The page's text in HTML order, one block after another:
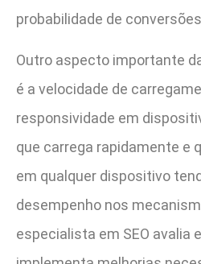
probabilidade de
Outro aspecto importante
é a velocidade de
responsividade em
que carrega rapidamente e
em qualquer dispositivo
desempenho nos
especialista em SEO avalia